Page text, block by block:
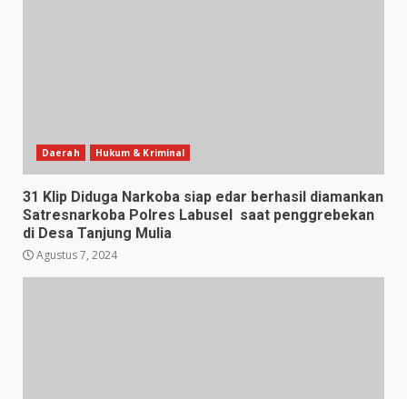
Daerah Hukum & Kriminal
31 Klip Diduga Narkoba siap edar berhasil diamankan
Satresnarkoba Polres Labusel saat penggrebekan
di Desa Tanjung Mulia
Agustus 7, 2024